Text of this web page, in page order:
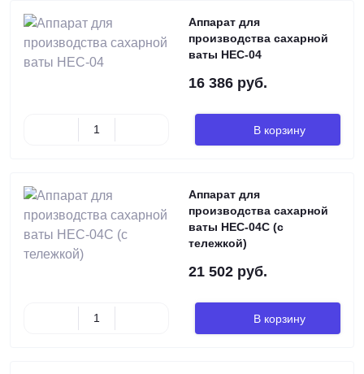
Аппарат для
производства сахарной
ваты HEC-04
16 386 руб.
В корзину
Аппарат для
производства сахарной
ваты HEC-04C (с
тележкой)
21 502 руб.
В корзину